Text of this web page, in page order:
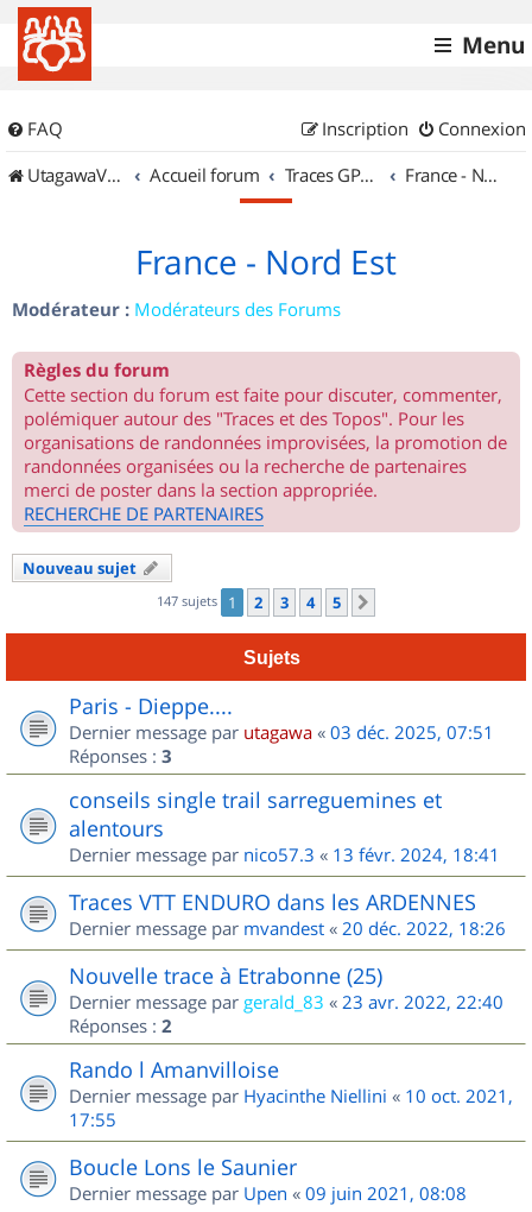
Menu
FAQ Connexion
Inscription
UtagawaVTT (Randos VTT et VTTAE avec traces GPS)
Accueil forum Traces GPS de randos VTT France - Nord Est
France - Nord Est
Modérateur : Modérateurs des Forums
Règles du forum
Cette section du forum est faite pour discuter, commenter,
polémiquer autour des "Traces et des Topos". Pour les
organisations de randonnées improvisées, la promotion de
randonnées organisées ou la recherche de partenaires
merci de poster dans la section appropriée.
RECHERCHE DE PARTENAIRES
Nouveau sujet
147 sujets 1 2 3 4 5
Sujets
Paris - Dieppe....
Dernier message par utagawa « 03 déc. 2025, 07:51
Réponses : 3
conseils single trail sarreguemines et
alentours
Dernier message par nico57.3 « 13 févr. 2024, 18:41
Traces VTT ENDURO dans les ARDENNES
Dernier message par mvandest « 20 déc. 2022, 18:26
Nouvelle trace à Etrabonne (25)
Dernier message par gerald_83 « 23 avr. 2022, 22:40
Réponses : 2
Rando l Amanvilloise
Dernier message par Hyacinthe Niellini « 10 oct. 2021,
17:55
Boucle Lons le Saunier
Dernier message par Upen « 09 juin 2021, 08:08